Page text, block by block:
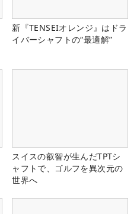
新『TENSEIオレンジ』はドラ
イバーシャフトの“最適解”
スイスの叡智が生んだTPTシ
ャフトで、ゴルフを異次元の
世界へ